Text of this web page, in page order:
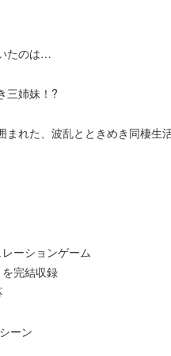
たのは…
三姉妹！?
れた、波乱とときめき同棲生
ーションゲーム
完結収録
ーン